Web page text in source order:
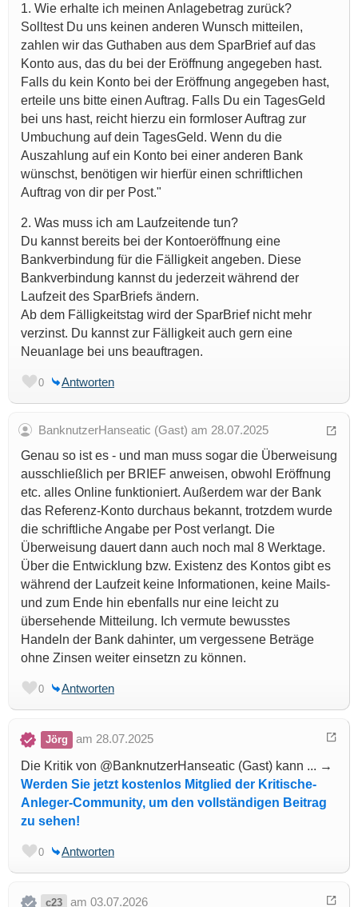
1. Wie erhalte ich meinen Anlagebetrag zurück?
Solltest Du uns keinen anderen Wunsch mitteilen,
zahlen wir das Guthaben aus dem SparBrief auf das
Konto aus, das du bei der Eröffnung angegeben hast.
Falls du kein Konto bei der Eröffnung angegeben hast,
erteile uns bitte einen Auftrag. Falls Du ein TagesGeld
bei uns hast, reicht hierzu ein formloser Auftrag zur
Umbuchung auf dein TagesGeld. Wenn du die
Auszahlung auf ein Konto bei einer anderen Bank
wünschst, benötigen wir hierfür einen schriftlichen
Auftrag von dir per Post."
2. Was muss ich am Laufzeitende tun?
Du kannst bereits bei der Kontoeröffnung eine
Bankverbindung für die Fälligkeit angeben. Diese
Bankverbindung kannst du jederzeit während der
Laufzeit des SparBriefs ändern.
Ab dem Fälligkeitstag wird der SparBrief nicht mehr
verzinst. Du kannst zur Fälligkeit auch gern eine
Neuanlage bei uns beauftragen.
0 Antworten
BanknutzerHanseatic (Gast) am 28.07.2025
Genau so ist es - und man muss sogar die Überweisung
ausschließlich per BRIEF anweisen, obwohl Eröffnung
etc. alles Online funktioniert. Außerdem war der Bank
das Referenz-Konto durchaus bekannt, trotzdem wurde
die schriftliche Angabe per Post verlangt. Die
Überweisung dauert dann auch noch mal 8 Werktage.
Über die Entwicklung bzw. Existenz des Kontos gibt es
während der Laufzeit keine Informationen, keine Mails-
und zum Ende hin ebenfalls nur eine leicht zu
übersehende Mitteilung. Ich vermute bewusstes
Handeln der Bank dahinter, um vergessene Beträge
ohne Zinsen weiter einsetzn zu können.
0 Antworten
Jörg
am 28.07.2025
Die Kritik von @BanknutzerHanseatic (Gast) kann ... →
Werden Sie jetzt kostenlos Mitglied der Kritische-
Anleger-Community, um den vollständigen Beitrag
zu sehen!
0 Antworten
c23
am 03.07.2026